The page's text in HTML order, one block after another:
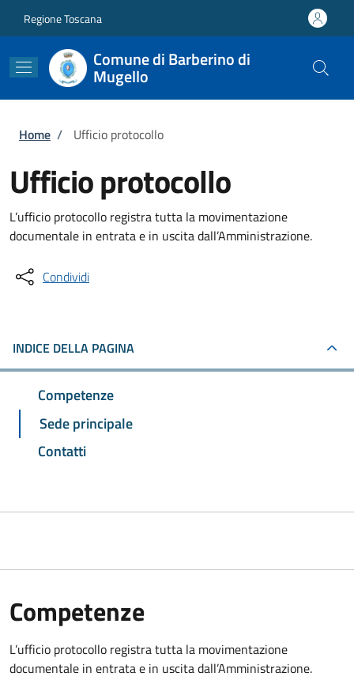
Regione Toscana
Comune di Barberino di
Mugello
Briciole di pane
Home / Ufficio protocollo
Ufficio protocollo
L’ufficio protocollo registra tutta la movimentazione
documentale in entrata e in uscita dall’Amministrazione.
Condividi
INDICE DELLA PAGINA
Competenze
Sede principale
Contatti
Competenze
L’ufficio protocollo registra tutta la movimentazione
documentale in entrata e in uscita dall’Amministrazione.